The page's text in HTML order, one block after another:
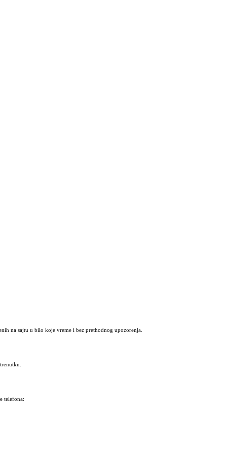
na sajtu u bilo koje vreme i bez prethodnog upozorenja.
telefona: